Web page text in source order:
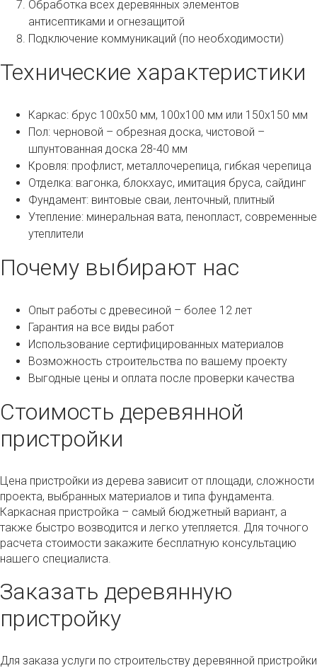
Обработка всех деревянных элементов
антисептиками и огнезащитой
Подключение коммуникаций (по необходимости)
Технические характеристики
Каркас: брус 100х50 мм, 100х100 мм или 150х150 мм
Пол: черновой – обрезная доска, чистовой –
шпунтованная доска 28-40 мм
Кровля: профлист, металлочерепица, гибкая черепица
Отделка: вагонка, блокхаус, имитация бруса, сайдинг
Фундамент: винтовые сваи, ленточный, плитный
Утепление: минеральная вата, пенопласт, современные
утеплители
Почему выбирают нас
Опыт работы с древесиной – более 12 лет
Гарантия на все виды работ
Использование сертифицированных материалов
Возможность строительства по вашему проекту
Выгодные цены и оплата после проверки качества
Стоимость деревянной
пристройки
Цена пристройки из дерева зависит от площади, сложности
проекта, выбранных материалов и типа фундамента.
Каркасная пристройка – самый бюджетный вариант, а
также быстро возводится и легко утепляется. Для точного
расчета стоимости закажите бесплатную консультацию
нашего специалиста.
Заказать деревянную
пристройку
Для заказа услуги по строительству деревянной пристройки